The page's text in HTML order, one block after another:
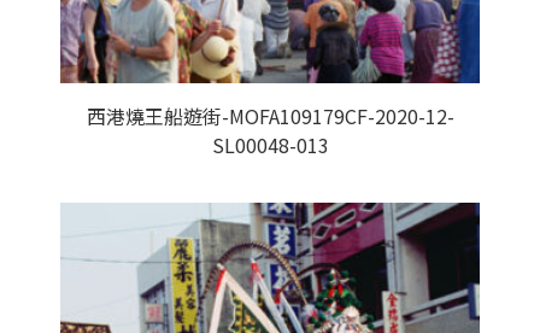
西港燒王船遊街-MOFA109179CF-2020-12-
SL00048-013